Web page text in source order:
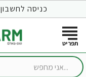
כניסה לחשבון
...אני